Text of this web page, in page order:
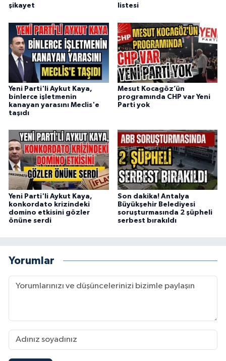
şikayet
listesi
Yeni Parti'li Aykut Kaya,
binlerce işletmenin
kanayan yarasını Meclis'e
taşıdı
Mesut Kocagöz’ün
programında CHP var Yeni
Parti yok
Yeni Parti'li Aykut Kaya,
konkordato krizindeki
domino etkisini gözler
önüne serdi
Son dakika! Antalya
Büyükşehir Belediyesi
soruşturmasında 2 şüpheli
serbest bırakıldı
Yorumlar